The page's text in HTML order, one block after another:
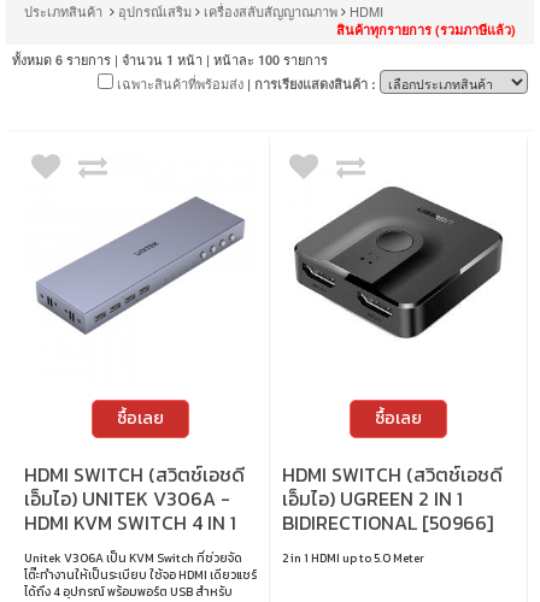
ประเภทสินค้า อุปกรณ์เสริม เครื่องสลับสัญญาณภาพ HDMI
สินค้าทุกรายการ (รวมภาษีแล้ว)
ทั้งหมด 6 รายการ | จำนวน 1 หน้า | หน้าละ 100 รายการ
เฉพาะสินค้าที่พร้อมส่ง | การเรียงแสดงสินค้า :
ซื้อเลย
HDMI SWITCH (สวิตช์เอชดี
เอ็มไอ) UNITEK V306A -
HDMI KVM SWITCH 4 IN 1
OUT
Unitek V306A เป็น KVM Switch ที่ช่วยจัด
โต๊ะทำงานให้เป็นระเบียบ ใช้จอ HDMI เดียวแชร์
ได้ถึง 4 อุปกรณ์ พร้อมพอร์ต USB สำหรับ
ซื้อเลย
HDMI SWITCH (สวิตช์เอชดี
เอ็มไอ) UGREEN 2 IN 1
BIDIRECTIONAL [50966]
2 in 1 HDMI up to 5.0 Meter